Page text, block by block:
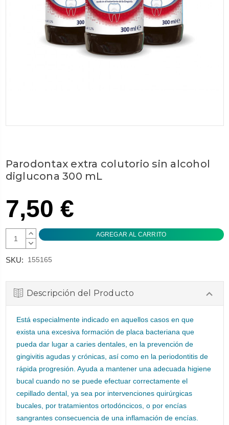
Parodontax extra colutorio sin alcohol
diglucona 300 mL
7,50 €
AUMENTAR
CANTIDAD:
DISMINUIR
SKU: 155165
Descripción del Producto
Está especialmente indicado en aquellos casos en que
exista una excesiva formación de placa bacteriana que
pueda dar lugar a caries dentales, en la prevención de
gingivitis agudas y crónicas, así como en la periodontitis de
rápida progresión. Ayuda a mantener una adecuada higiene
bucal cuando no se puede efectuar correctamente el
cepillado dental, ya sea por intervenciones quirúrgicas
bucales, por tratamientos ortodóncicos, o por encías
sangrantes consecuencia de una inflamación de encías.